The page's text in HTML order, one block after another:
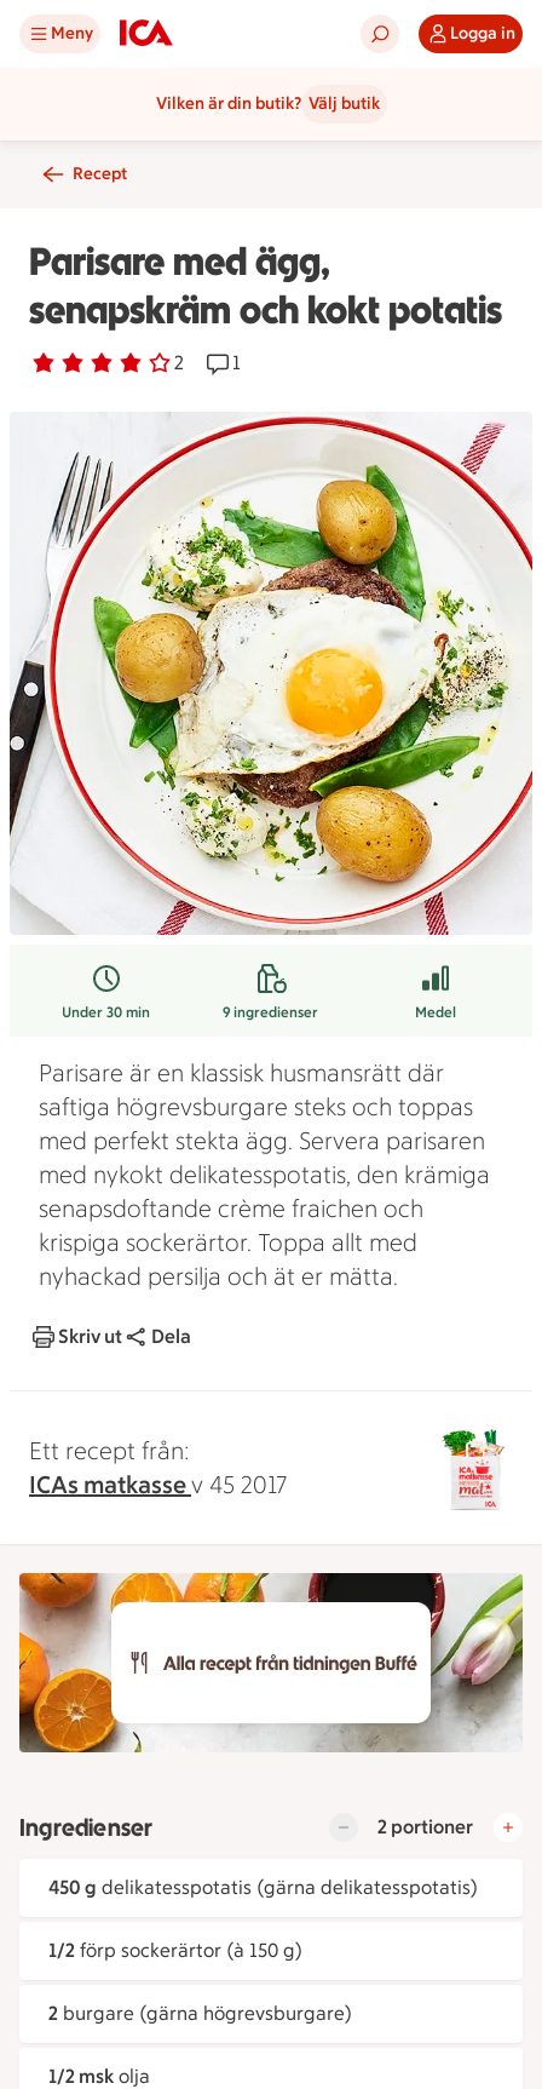
Meny Logga in
Vilken är din butik? Välj butik
Recept
Parisare med ägg,
senapskräm och kokt potatis
Betyg 4 av 5. 2
2 personer har röstatReceptet har 1 kommentarer
1
Under 30 min 9ingredienser Medel
Parisare är en klassisk husmansrätt där
saftiga högrevsburgare steks och toppas
med perfekt stekta ägg. Servera parisaren
med nykokt delikatesspotatis, den krämiga
senapsdoftande crème fraichen och
krispiga sockerärtor. Toppa allt med
nyhackad persilja och ät er mätta.
Skriv ut Dela
Ett recept från:
ICAs matkassev 45 2017
Ingredienser 2 portioner
450 g delikatesspotatis (gärna delikatesspotatis)
1/2 förp sockerärtor (à 150 g)
2 burgare (gärna högrevsburgare)
1/2 msk olja